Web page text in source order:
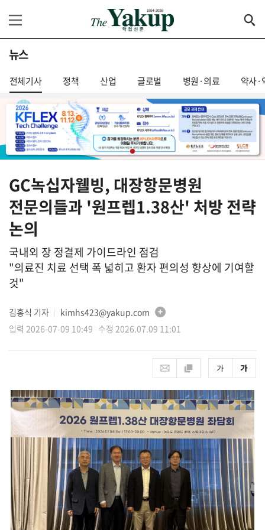
뉴스
전체기사 정책 산업 글로벌 병원·의료 약사·
GC녹십자웰빙, 대장항문병원
전문의들과 '원프렙1.38산' 처방 전략
논의
국내외 장 정결제 가이드라인 점검
"의료진 치료 선택 폭 넓히고 환자 편의성 향상에 기여할
것"
김홍식 기자
kimhs423@yakup.com
입력 2026-07-09 10:49 수정 2026.07.09 11:01